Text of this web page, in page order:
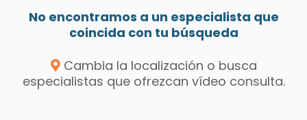
No encontramos a un especialista que
coincida con tu búsqueda
Cambia la localización o busca
especialistas que ofrezcan vídeo consulta.